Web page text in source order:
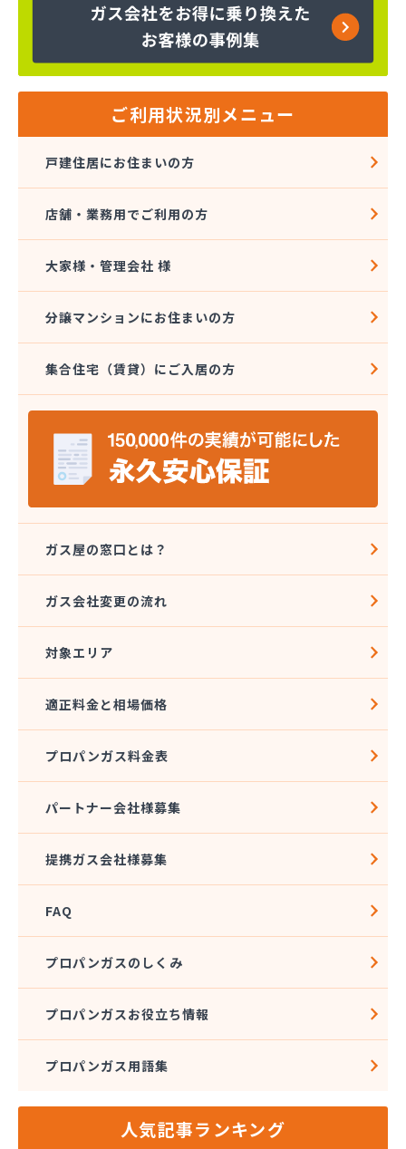
株式会社エスケーエナジー仙台
株式会社エネサンス 東北花京院オートガススタン
ド
株式会社エネサンス 東北仙台支店
株式会社エネサンス 東北南仙台支店
株式会社オオタガス設備
株式会社カシコ
株式会社ガス＆ライフ
株式会社ガスパル 仙台東販売所
株式会社コープエナジー東北
株式会社トキワ 東北支店 ガスグループ南店
株式会社ヌマタ
株式会社バーシティハウス
株式会社ホラグチ
株式会社ミツウロコヴェッセル 東北石巻店
株式会社ミツウロコヴェッセル 東北仙台店
株式会社ヤマボシ渡辺商店
株式会社やまもとや商店
株式会社永沼
株式会社塩釜商会
株式会社岡部商店
株式会社岩城屋商店 ガスセンター
株式会社菊地安兵衛商店
株式会社光商会宮城
株式会社光和設備
株式会社高須賀商店
株式会社三陸ガス
株式会社志たかぢや 佐沼営業所
株式会社小松商店
株式会社植野商店
株式会社針生
株式会社赤間商会
株式会社設備センター
株式会社仙塩ホームサービス
株式会社千代田仙台営業所
株式会社鶴見屋商店 仙台LPＧスタンド
ご利用状況別メニュー
戸建住居にお住まいの方
店舗・業務用でご利用の方
大家様・管理会社 様
分譲マンションにお住まいの方
集合住宅（賃貸）にご入居の方
ガス屋の窓口とは？
ガス会社変更の流れ
対象エリア
適正料金と相場価格
プロパンガス料金表
パートナー会社様募集
提携ガス会社様募集
FAQ
プロパンガスのしくみ
プロパンガスお役立ち情報
プロパンガス用語集
人気記事ランキング